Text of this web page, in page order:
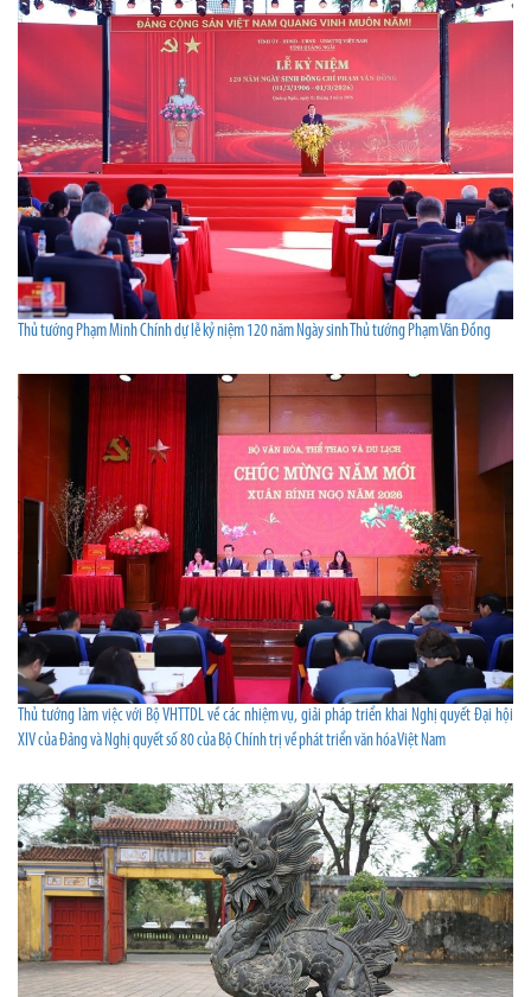
Thủ tướng Phạm Minh Chính dự lễ kỷ niệm 120 năm Ngày sinh Thủ tướng Phạm Văn Đồng
Thủ tướng làm việc với Bộ VHTTDL về các nhiệm vụ, giải pháp triển khai Nghị quyết Đại hội
XIV của Đảng và Nghị quyết số 80 của Bộ Chính trị về phát triển văn hóa Việt Nam